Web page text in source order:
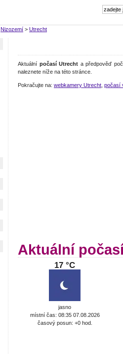
Nizozemí > Utrecht
Aktuální počasí Utrecht a předpověď
naleznete níže na této stránce.
Pokračujte na: webkamery Utrecht počasí
Aktuální
17 °C
jasno
místní čas: 08:35 07.08.2026
časový posun: +0 hod.